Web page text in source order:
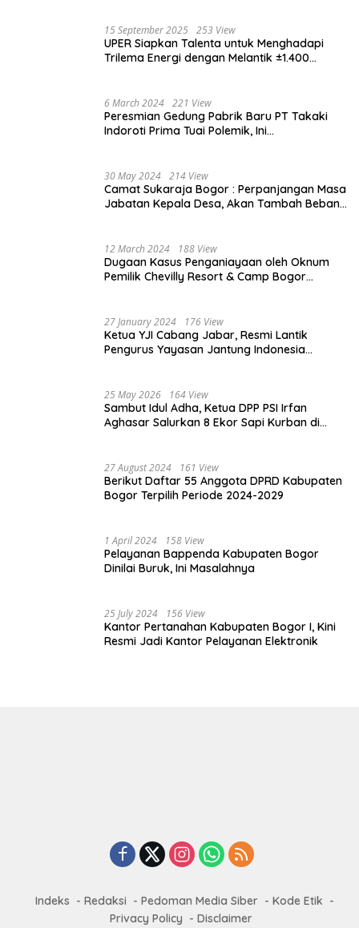
15 September 2025 253 View
UPER Siapkan Talenta untuk Menghadapi
Trilema Energi dengan Melantik ±1.400
6 March 2024 221 View
Peresmian Gedung Pabrik Baru PT Takaki
Indoroti Prima Tuai Polemik, Ini
30 May 2024 214 View
Camat Sukaraja Bogor : Perpanjangan Masa
Jabatan Kepala Desa, Akan Tambah Beban
12 March 2024 188 View
Dugaan Kasus Penganiayaan oleh Oknum
Pemilik Chevilly Resort & Camp Bogor
27 January 2024 176 View
Ketua YJI Cabang Jabar, Resmi Lantik
Pengurus Yayasan Jantung Indonesia
25 May 2026 164 View
Sambut Idul Adha, Ketua DPP PSI Irfan
Aghasar Salurkan 8 Ekor Sapi Kurban di
27 August 2024 161 View
Berikut Daftar 55 Anggota DPRD Kabupaten
Bogor Terpilih Periode 2024-2029
1 April 2024 158 View
Pelayanan Bappenda Kabupaten Bogor
Dinilai Buruk, Ini Masalahnya
25 July 2024 156 View
Kantor Pertanahan Kabupaten Bogor I, Kini
Resmi Jadi Kantor Pelayanan Elektronik
Indeks Redaksi Pedoman Media Siber
Kode Etik
Privacy Policy
Disclaimer